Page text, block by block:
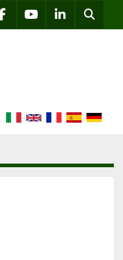
facebookyoutubelinkedinCerca